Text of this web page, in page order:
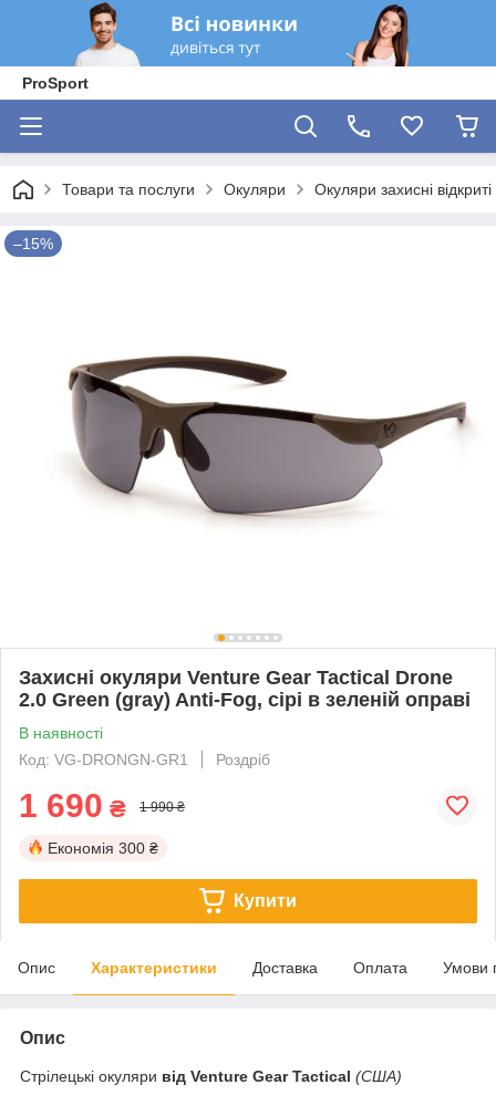
ProSport
Товари та послуги Окуляри Окуляри захисні відкриті
–15%
Захисні окуляри Venture Gear Tactical Drone
2.0 Green (gray) Anti-Fog, сірі в зеленій оправі
В наявності
Код: VG-DRONGN-GR1
Роздріб
1 690 ₴ 1 990 ₴
Економія 300 ₴
Купити
Опис Характеристики Доставка Оплата Умови
Опис
Стрілецькі окуляри від Venture Gear Tactical (США)